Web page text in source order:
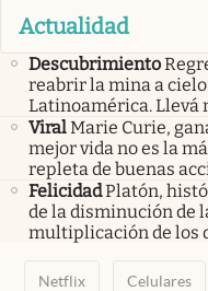
Actualidad
Descubrimiento
reabrir la mina a
Latinoamérica. Llevá
ViralMarie Curie,
mejor vida no es la
repleta de buenas
FelicidadPlatón,
de la disminución de
multiplicación de los
Netflix Celulares